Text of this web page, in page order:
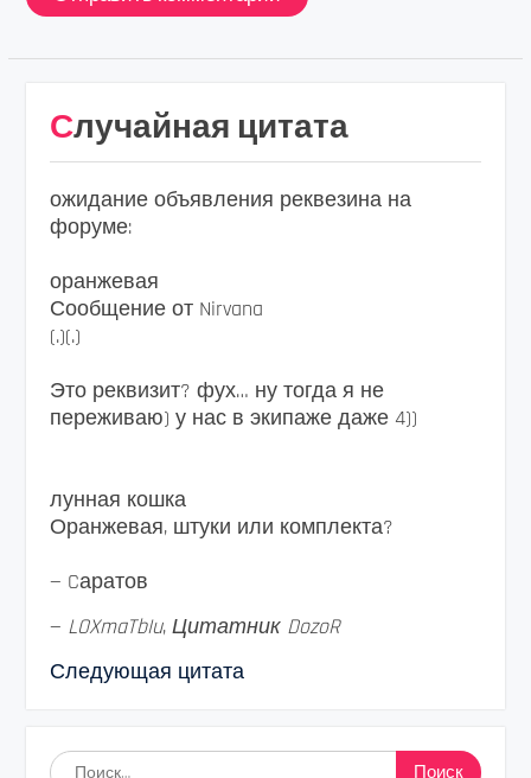
Случайная цитата
ожидание объявления реквезина на
форуме:
оранжевая
Сообщение от Nirvana
(.)(.)
Это реквизит? фух… ну тогда я не
переживаю) у нас в экипаже даже 4))
лунная кошка
Оранжевая, штуки или комплекта?
— Cаратов
— LOXmaTbIu, Цитатник DozoR
Следующая цитата
Найти: